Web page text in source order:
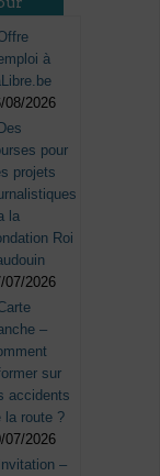
à
08/2026
pour
projets
la
Roi
07/2026
–
sur
accidents
la route ?
07/2026
–